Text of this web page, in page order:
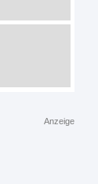
Anzeige